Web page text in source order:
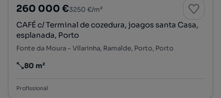
260 000 €3250 €/m²
CAFÉ c/ Terminal de cozedura, joagos santa Casa,
esplanada, Porto
Fonte da Moura - Vilarinha, Ramalde, Porto, Porto
Preço por metro quadrado
80 m²
Profissional